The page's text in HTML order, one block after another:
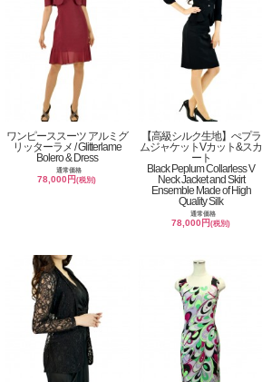
ワンピーススーツ アルミグ
リッターラメ / Glitterlame
Bolero & Dress
通常価格
78,000円(税別)
【高級シルク生地】ぺプラ
ムジャケットVカット&スカ
ート
Black Peplum Collarless V
Neck Jacket and Skirt
Ensemble Made of High
Quality Silk
通常価格
78,000円(税別)